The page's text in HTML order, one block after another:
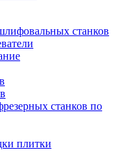
станков
станков по
плитки